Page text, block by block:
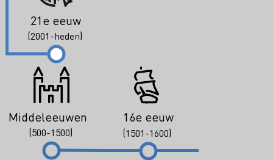
21e eeuw
(2001-heden)
Middeleeuwen
(500-1500)
16e eeuw
(1501-1600)